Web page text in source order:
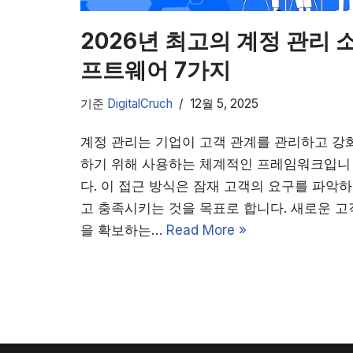
2026년 최고의 계정 관리
프트웨어 7가지
기준 DigitalCruch 12월 5, 2025
계정 관리는 기업이 고객 관계를 관리하고 강
하기 위해 사용하는 체계적인 프레임워크입니
다. 이 접근 방식은 잠재 고객의 요구를 파악하
고 충족시키는 것을 목표로 합니다. 새로운 고
을 확보하는… Read More »